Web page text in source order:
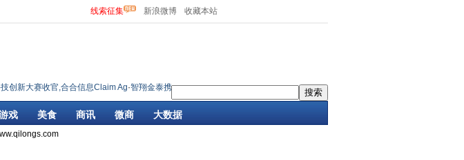
线索征集 新浪微博 收藏本站
创新大赛收官,合合信息Claim Ag·智翔金泰携赛立奇单抗亮相CSD 2026，多维·特级教师胡庆彪指导想象力智能中高考下半年
戏 美食 商讯 微商 大数据